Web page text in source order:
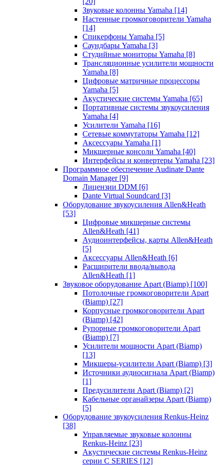
Звуковые колонны Yamaha [14]
Настенные громкоговорители Yamaha
[14]
Спикерфоны Yamaha [5]
Саундбары Yamaha [3]
Студийные мониторы Yamaha [8]
Трансляционные усилители мощности
Yamaha [8]
Цифровые матричные процессоры
Yamaha [5]
Акустические системы Yamaha [65]
Портативные системы звукоусиления
Yamaha [4]
Усилители Yamaha [16]
Сетевые коммутаторы Yamaha [12]
Аксессуары Yamaha [1]
Микшерные консоли Yamaha [40]
Интерфейсы и конвертеры Yamaha [23]
Программное обеспечение Audinate Dante
Domain Manager [9]
Лицензии DDM [6]
Dante Virtual Soundcard [3]
Оборудование звукоусиления Allen&Heath
[53]
Цифровые микшерные системы
Allen&Heath [41]
Аудиоинтерфейсы, карты Allen&Heath
[5]
Аксессуары Allen&Heath [6]
Расширители ввода/вывода
Allen&Heath [1]
Звуковое оборудование Apart (Biamp) [100]
Потолочные громкоговорители Apart
(Biamp) [27]
Корпусные громкоговорители Apart
(Biamp) [42]
Рупорные громкоговорители Apart
(Biamp) [7]
Усилители мощности Apart (Biamp)
[13]
Микшеры-усилители Apart (Biamp) [3]
Источники аудиосигнала Apart (Biamp)
[1]
Предусилители Apart (Biamp) [2]
Кабельные органайзеры Apart (Biamp)
[5]
Оборудование звукоусиления Renkus-Heinz
[38]
Управляемые звуковые колонны
Renkus-Heinz [23]
Акустические системы Renkus-Heinz
серии C SERIES [12]